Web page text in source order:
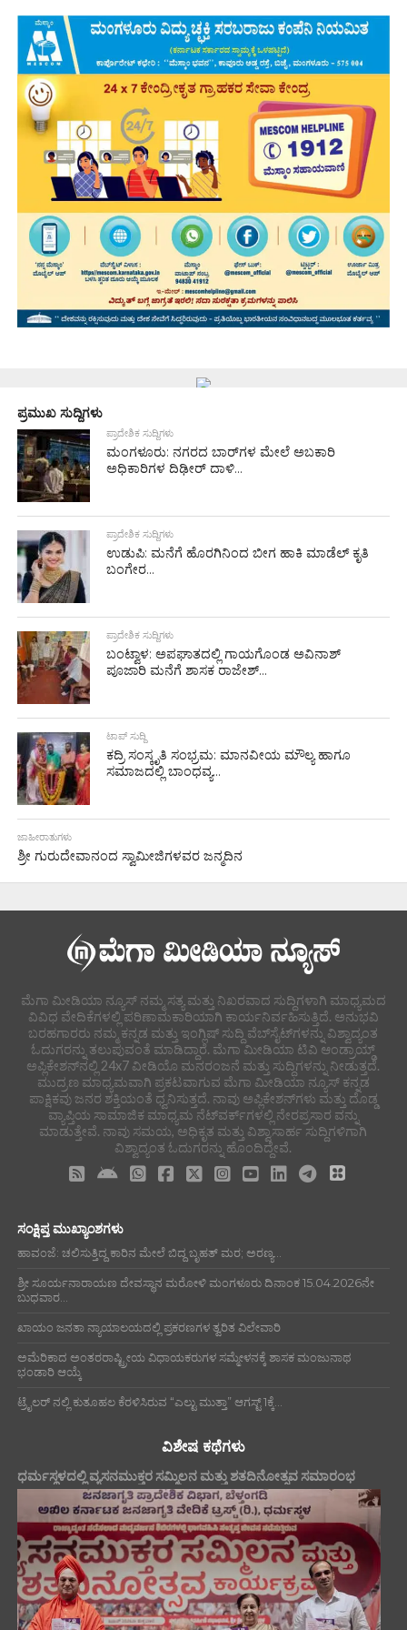
ಪ್ರಮುಖ ಸುದ್ದಿಗಳು
ಪ್ರಾದೇಶಿಕ ಸುದ್ದಿಗಳು
ಮಂಗಳೂರು: ನಗರದ ಬಾರ್‌ಗಳ ಮೇಲೆ ಅಬಕಾರಿ
ಅಧಿಕಾರಿಗಳ ದಿಢೀರ್ ದಾಳಿ...
ಪ್ರಾದೇಶಿಕ ಸುದ್ದಿಗಳು
ಉಡುಪಿ: ಮನೆಗೆ ಹೊರಗಿನಿಂದ ಬೀಗ ಹಾಕಿ ಮಾಡೆಲ್ ಕೃತಿ
ಬಂಗೇರ...
ಪ್ರಾದೇಶಿಕ ಸುದ್ದಿಗಳು
ಬಂಟ್ವಾಳ: ಅಪಘಾತದಲ್ಲಿ ಗಾಯಗೊಂಡ ಅವಿನಾಶ್
ಪೂಜಾರಿ ಮನೆಗೆ ಶಾಸಕ ರಾಜೇಶ್...
ಟಾಪ್ ಸುದ್ದಿ
ಕದ್ರಿ ಸಂಸ್ಕೃತಿ ಸಂಭ್ರಮ: ಮಾನವೀಯ ಮೌಲ್ಯ ಹಾಗೂ
ಸಮಾಜದಲ್ಲಿ ಬಾಂಧವ್ಯ...
ಜಾಹೀರಾತುಗಳು
ಶ್ರೀ ಗುರುದೇವಾನಂದ ಸ್ವಾಮೀಜಿಗಳವರ ಜನ್ಮದಿನ
ಮೆಗಾ ಮೀಡಿಯಾ ನ್ಯೂಸ್ ನಮ್ಮ ಸತ್ಯ ಮತ್ತು ನಿಖರವಾದ ಸುದ್ದಿಗಳಾಗಿ ಮಾಧ್ಯಮದ
ವಿವಿಧ ವೇದಿಕೆಗಳಲ್ಲಿ ಪರಿಣಾಮಕಾರಿಯಾಗಿ ಕಾರ್ಯನಿರ್ವಹಿಸುತ್ತಿದೆ. ಅನುಭವಿ
ಬರಹಗಾರರು ನಮ್ಮ ಕನ್ನಡ ಮತ್ತು ಇಂಗ್ಲಿಷ್ ಸುದ್ದಿ ವೆಬ್‌ಸೈಟ್‌ಗಳನ್ನು ವಿಶ್ವಾದ್ಯಂತ
ಓದುಗರನ್ನು ತಲುಪುವಂತೆ ಮಾಡಿದ್ದಾರೆ. ಮೆಗಾ ಮೀಡಿಯಾ ಟಿವಿ ಆಂಡ್ರಾಯ್ಡ್
ಅಪ್ಲಿಕೇಶನ್‌ನಲ್ಲಿ 24x7 ವೀಡಿಯೊ ಮನರಂಜನೆ ಮತ್ತು ಸುದ್ದಿಗಳನ್ನು ನೀಡುತ್ತದೆ.
ಮುದ್ರಣ ಮಾಧ್ಯಮವಾಗಿ ಪ್ರಕಟವಾಗುವ ಮೆಗಾ ಮೀಡಿಯಾ ನ್ಯೂಸ್ ಕನ್ನಡ
ಪಾಕ್ಷಿಕವು ಜನರ ಶಕ್ತಿಯಂತೆ ಧ್ವನಿಸುತ್ತದೆ. ನಾವು ಅಪ್ಲಿಕೇಶನ್‌ಗಳು ಮತ್ತು ದೊಡ್ಡ
ವ್ಯಾಪ್ತಿಯ ಸಾಮಾಜಿಕ ಮಾಧ್ಯಮ ನೆಟ್‌ವರ್ಕ್‌ಗಳಲ್ಲಿ ನೇರಪ್ರಸಾರ ವನ್ನು
ಮಾಡುತ್ತೇವೆ. ನಾವು ಸಮಯ, ಅಧಿಕೃತ ಮತ್ತು ವಿಶ್ವಾಸಾರ್ಹ ಸುದ್ದಿಗಳಿಗಾಗಿ
ವಿಶ್ವಾದ್ಯಂತ ಓದುಗರನ್ನು ಹೊಂದಿದ್ದೇವೆ.
ಸಂಕ್ಷಿಪ್ತ ಮುಖ್ಯಾಂಶಗಳು
ಹಾವಂಜೆ: ಚಲಿಸುತ್ತಿದ್ದ ಕಾರಿನ ಮೇಲೆ ಬಿದ್ದ ಬೃಹತ್ ಮರ; ಅರಣ್ಯ...
ಶ್ರೀ ಸೂರ್ಯನಾರಾಯಣ ದೇವಸ್ಥಾನ ಮರೋಳಿ ಮಂಗಳೂರು ದಿನಾಂಕ 15.04.2026ನೇ
ಬುಧವಾರ...
ಖಾಯಂ ಜನತಾ ನ್ಯಾಯಾಲಯದಲ್ಲಿ ಪ್ರಕರಣಗಳ ತ್ವರಿತ ವಿಲೇವಾರಿ
ಅಮೆರಿಕಾದ ಅಂತರರಾಷ್ಟ್ರೀಯ ವಿಧಾಯಕರುಗಳ ಸಮ್ಮೇಳನಕ್ಕೆ ಶಾಸಕ ಮಂಜುನಾಥ
ಭಂಡಾರಿ ಆಯ್ಕೆ
ಟ್ರೈಲರ್ ನಲ್ಲಿ ಕುತೂಹಲ ಕೆರಳಿಸಿರುವ “ಎಲ್ಟು ಮುತ್ತಾ” ಆಗಸ್ಟ್ 1ಕ್ಕೆ...
ವಿಶೇಷ ಕಥೆಗಳು
ಧರ್ಮಸ್ಥಳದಲ್ಲಿ ವ್ಯಸನಮುಕ್ತರ ಸಮ್ಮಿಲನ ಮತ್ತು ಶತದಿನೋತ್ಸವ ಸಮಾರಂಭ